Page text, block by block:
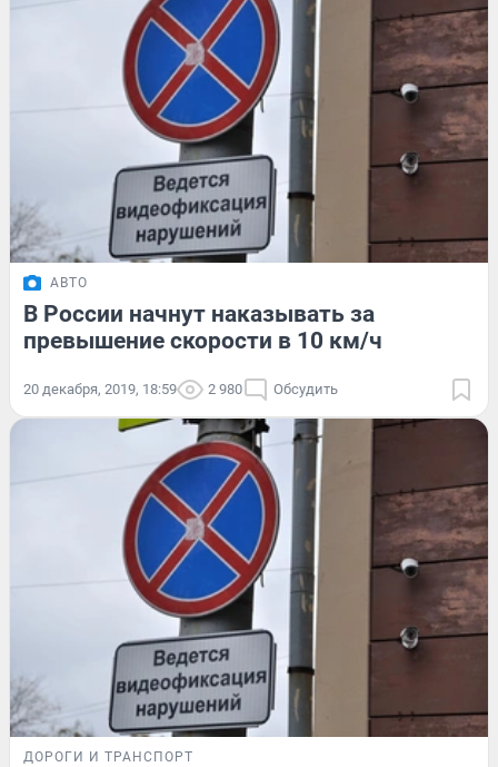
АВТО
В России начнут наказывать за
превышение скорости в 10 км/ч
20 декабря, 2019, 18:59 2 980 Обсудить
ДОРОГИ И ТРАНСПОРТ